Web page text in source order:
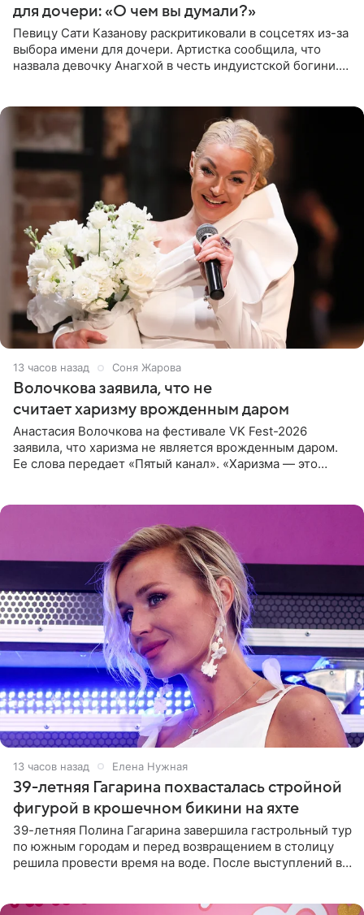
для дочери: «О чем вы думали?»
Певицу Сати Казанову раскритиковали в соцсетях из-за
выбора имени для дочери. Артистка сообщила, что
назвала девочку Анагхой в честь индуистской богини.
13 часов назад Соня Жарова
Волочкова заявила, что не
считает харизму врожденным даром
Анастасия Волочкова на фестивале VK Fest-2026
заявила, что харизма не является врожденным даром.
Ее слова передает «Пятый канал». «Харизма — это
13 часов назад Елена Нужная
39-летняя Гагарина похвасталась стройной
фигурой в крошечном бикини на яхте
39-летняя Полина Гагарина завершила гастрольный тур
по южным городам и перед возвращением в столицу
решила провести время на воде. После выступлений в